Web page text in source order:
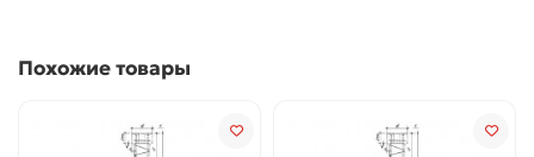
Похожие товары